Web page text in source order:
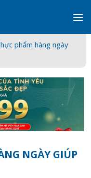
phẩm hàng ngày
NGÀY GIÚP